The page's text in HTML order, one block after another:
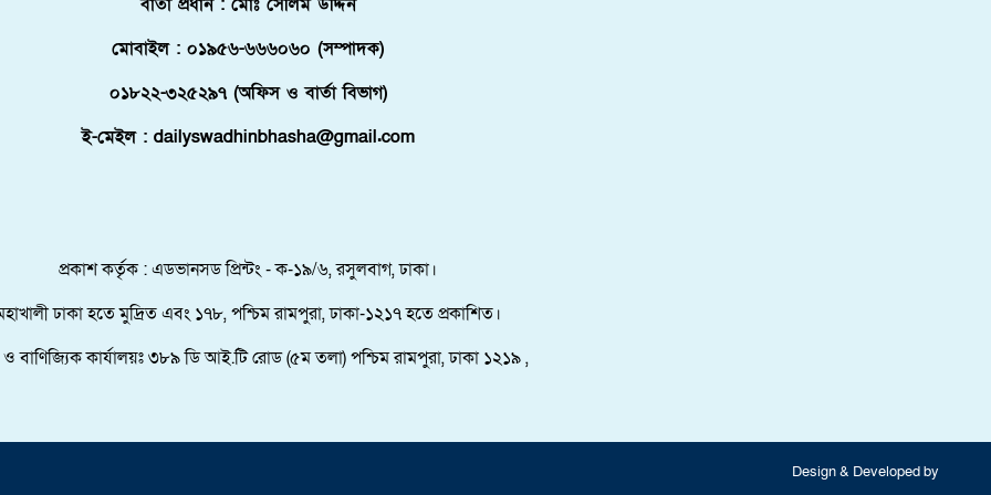
বার্তা প্রধান : মোঃ সেলিম উদ্দিন
মোবাইল : ০১৯৫৬-৬৬৬০৬০ (সম্পাদক)
০১৮২২-৩২৫২৯৭ (অফিস ও বার্তা বিভাগ)
ই-মেইল : dailyswadhinbhasha@gmail.com
প্রকাশ কর্তৃক : এডভানসড প্রিন্টং - ক-১৯/৬, রসুলবাগ, ঢাকা।
ঢাকা হতে মুদ্রিত এবং ১৭৮, পশ্চিম রামপুরা, ঢাকা-১২১৭ হতে প্রকাশিত।
ও বাণিজ্যিক কার্যালয়ঃ ৩৮৯ ডি আই.টি রোড (৫ম তলা) পশ্চিম রামপুরা, ঢাকা ১২১৯ ,
Design & Developed by